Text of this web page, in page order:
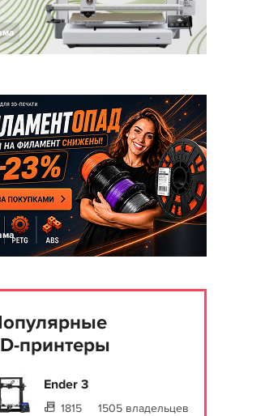
принтеры
Ender 3
1815 1505 владельцев